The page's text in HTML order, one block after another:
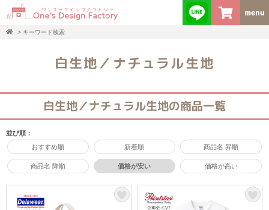
> キーワード検索
白生地／ナチュラル生地
白生地／ナチュラル生地の商品一覧
並び順：
おすすめ順
新着順 商品名 昇順
商品名 降順 価格が安い 価格が高い